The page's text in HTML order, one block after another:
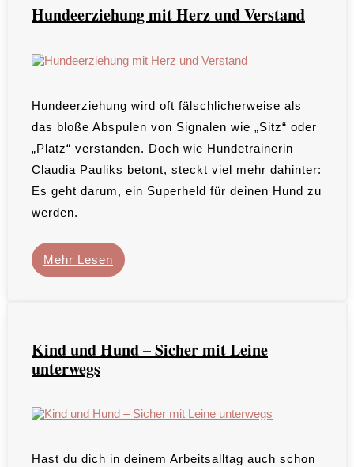
Hundeerziehung mit Herz und Verstand
Hundeerziehung wird oft fälschlicherweise als
das bloße Abspulen von Signalen wie „Sitz“ oder
„Platz“ verstanden. Doch wie Hundetrainerin
Claudia Pauliks betont, steckt viel mehr dahinter:
Es geht darum, ein Superheld für deinen Hund zu
werden.
Mehr Lesen
Kind und Hund – Sicher mit Leine
unterwegs
Hast du dich in deinem Arbeitsalltag auch schon